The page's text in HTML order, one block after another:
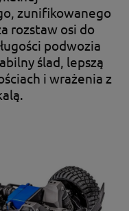
zunifikowanego
rozstaw osi do
podwozia
ślad, lepszą
i wrażenia z